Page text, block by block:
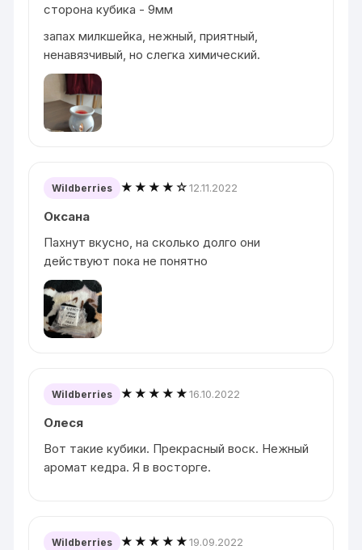
сторона кубика - 9мм
запах милкшейка, нежный, приятный,
ненавязчивый, но слегка химический.
Wildberries ★★★★☆12.11.2022
Оксана
Пахнут вкусно, на сколько долго они
действуют пока не понятно
Wildberries ★★★★★16.10.2022
Олеся
Вот такие кубики. Прекрасный воск. Нежный
аромат кедра. Я в восторге.
Wildberries ★★★★★19.09.2022